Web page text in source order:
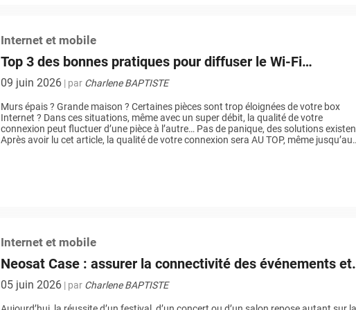
Internet et mobile
Top 3 des bonnes pratiques pour diffuser le Wi-Fi
PARTOUT chez vous
09 juin 2026 | par Charlene BAPTISTE
Murs épais ? Grande maison ? Certaines pièces sont trop éloignées de votre box
Internet ? Dans ces situations, même avec un super débit, la qualité de votre
connexion peut fluctuer d’une pièce à l’autre… Pas de panique, des solutions
Après avoir lu cet article, la qualité de votre connexion sera AU TOP, même jusqu’au
Internet et mobile
Neosat Case : assurer la connectivité des événements et
spectacles partout en France
05 juin 2026 | par Charlene BAPTISTE